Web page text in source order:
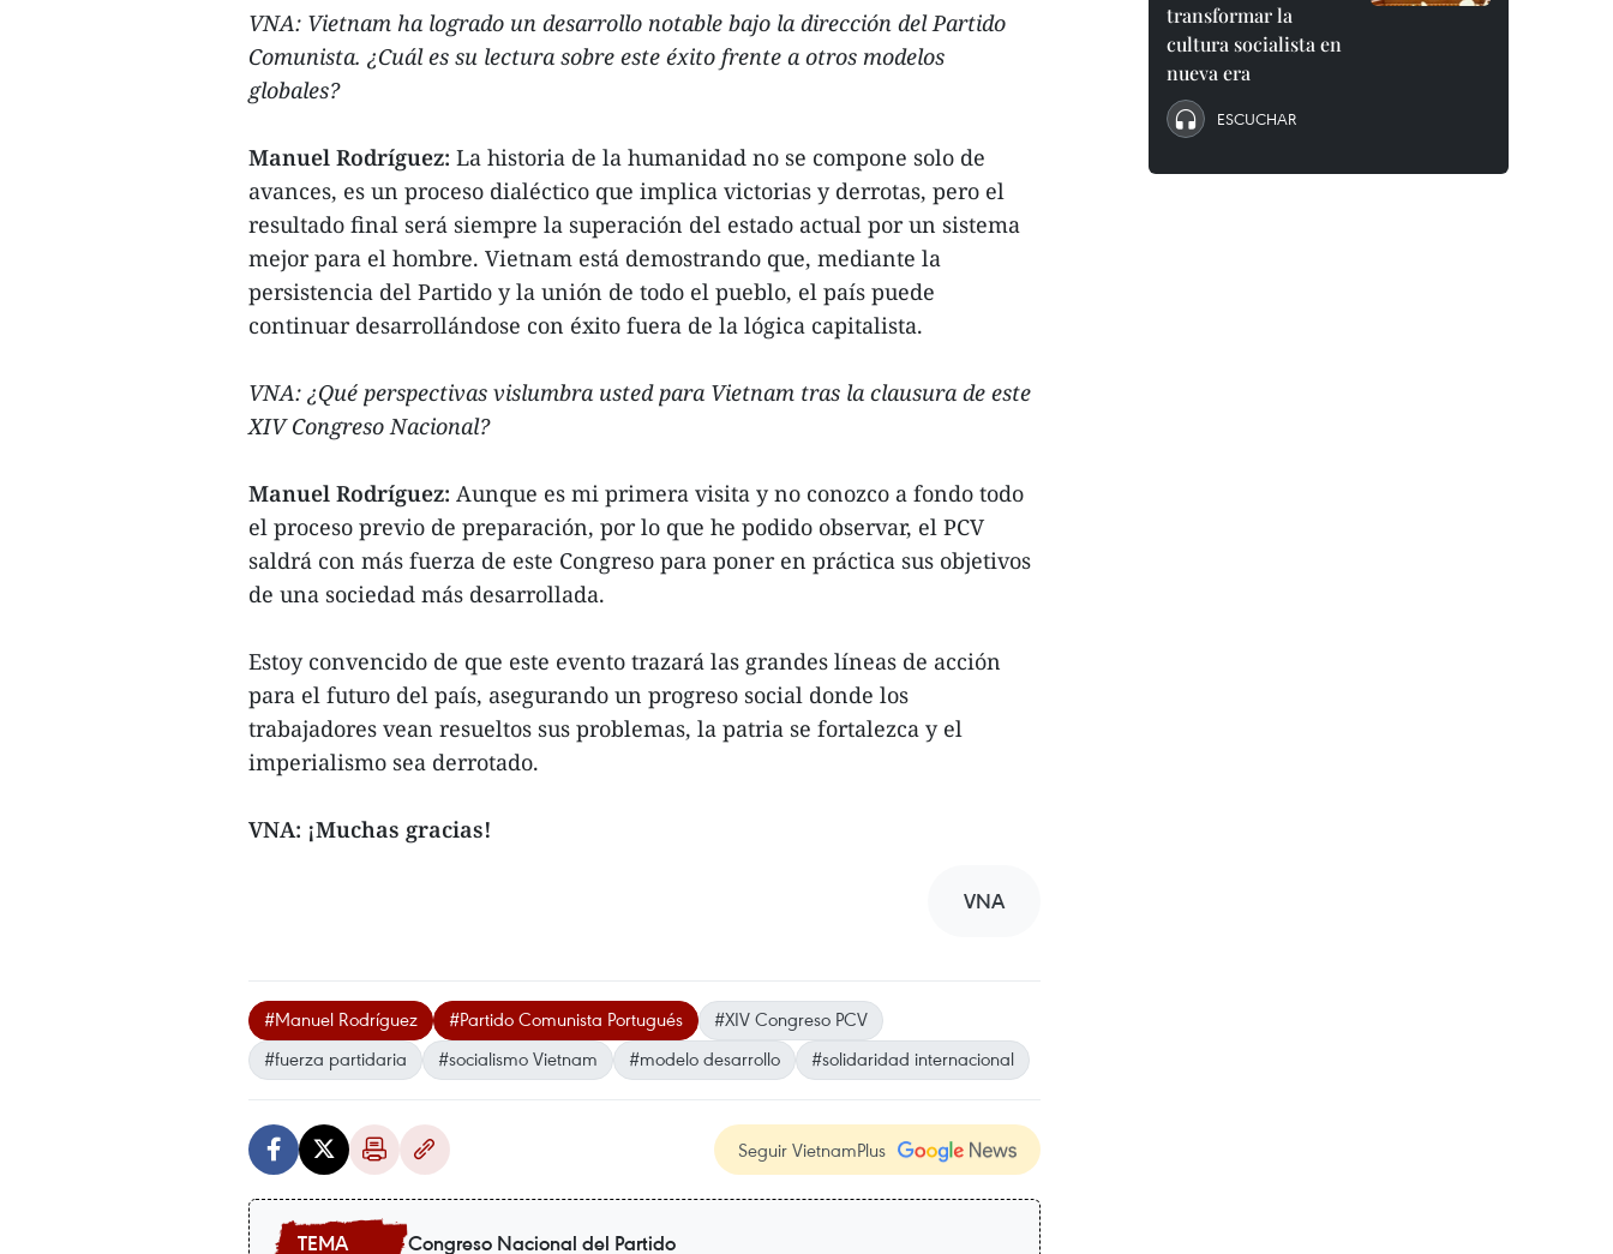
VNA: Vietnam ha logrado un desarrollo notable bajo la dirección del Partido
Comunista. ¿Cuál es su lectura sobre este éxito frente a otros modelos
globales?
Manuel Rodríguez: La historia de la humanidad no se compone solo de
avances, es un proceso dialéctico que implica victorias y derrotas, pero el
resultado final será siempre la superación del estado actual por un sistema
mejor para el hombre. Vietnam está demostrando que, mediante la
persistencia del Partido y la unión de todo el pueblo, el país puede
continuar desarrollándose con éxito fuera de la lógica capitalista.
VNA: ¿Qué perspectivas vislumbra usted para Vietnam tras la clausura de este
XIV Congreso Nacional?
Manuel Rodríguez: Aunque es mi primera visita y no conozco a fondo todo
el proceso previo de preparación, por lo que he podido observar, el PCV
saldrá con más fuerza de este Congreso para poner en práctica sus objetivos
de una sociedad más desarrollada.
Estoy convencido de que este evento trazará las grandes líneas de acción
para el futuro del país, asegurando un progreso social donde los
trabajadores vean resueltos sus problemas, la patria se fortalezca y el
imperialismo sea derrotado.
VNA: ¡Muchas gracias!
VNA
#Manuel Rodríguez #Partido Comunista Portugués
#XIV Congreso PCV
#fuerza partidaria
#socialismo Vietnam #modelo desarrollo #solidaridad internacional
Seguir VietnamPlus
Congreso Nacional del Partido
transformar la
cultura socialista en
nueva era
ESCUCHAR